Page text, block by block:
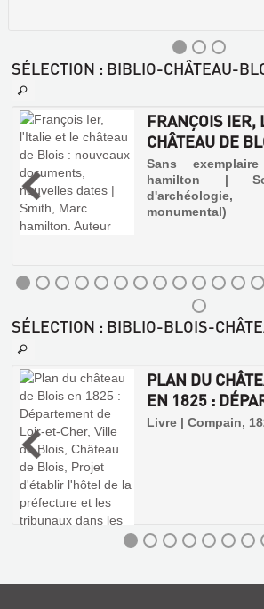
CHATEAU
DE
(LOIR-
ET-
CHER),
PLANCHE
DE
FELIX
...
Livre
SÉLECTION : BIBLIO-CHÂTEAU-
FRANÇOIS IER,
CHÂTEAU DE
Sans
hamilton |
monumental)
SÉLECTION : BIBLIO-BLOIS-
PLAN DU
EN 1825 :
Livre | Compain,